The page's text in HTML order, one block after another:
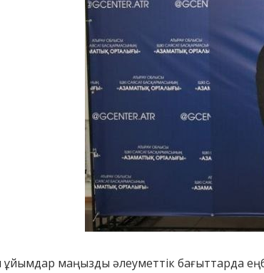
ұйымдар маңызды әлеуметтік бағыттарда